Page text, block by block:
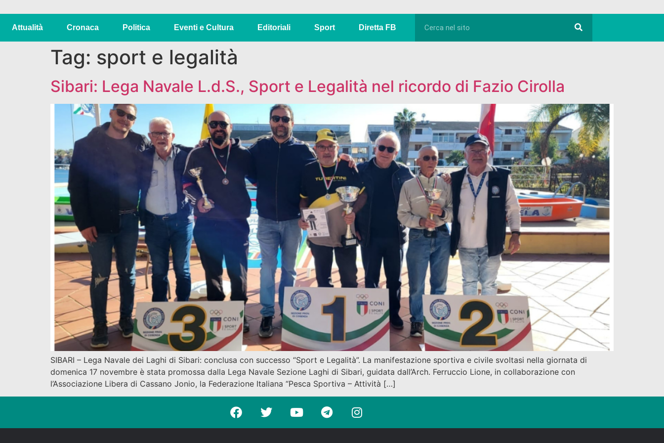
Attualità Cronaca Politica Eventi e Cultura Editoriali Sport Diretta FB
Tag: sport e legalità
Sibari: Lega Navale L.d.S., Sport e Legalità nel ricordo di Fazio Cirolla
SIBARI – Lega Navale dei Laghi di Sibari: conclusa con successo “Sport e Legalità”. La manifestazione sportiva e civile svoltasi nella giornata di
domenica 17 novembre è stata promossa dalla Lega Navale Sezione Laghi di Sibari, guidata dall’Arch. Ferruccio Lione, in collaborazione con
l’Associazione Libera di Cassano Jonio, la Federazione Italiana “Pesca Sportiva – Attività […]